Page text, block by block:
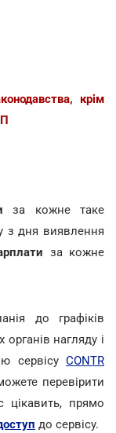
крім
за кожне таке
з дня виявлення
за кожне
до графіків
нагляду і
сервісу CONTR
перевірити
цікавить, прямо
до сервісу.